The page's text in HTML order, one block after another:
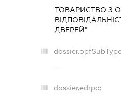
ТОВАРИСТВО З
ДВЕРЕЙ"
-
dossier.edrpo: